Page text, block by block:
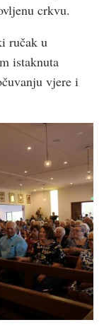
crkvu.
ručak u
istaknuta
vjere i